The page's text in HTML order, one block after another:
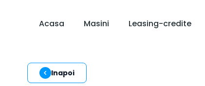
Acasa Masini Leasing-credite
Inapoi